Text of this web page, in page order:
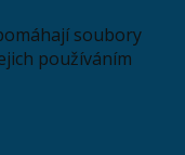
soubory
používáním